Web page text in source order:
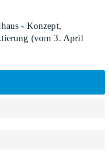
- Konzept,
(vom 3. April